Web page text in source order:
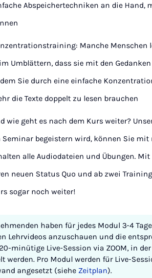
Abspeichertechniken an die Hand,
Manche Menschen
Umblättern, dass sie mit den
Sie durch eine einfache
die Texte doppelt zu lesen brauchen
wie geht es nach dem Kurs weiter?
Seminar begeistern wird, können Sie
alle Audiodateien und Übungen.
neuen Status Quo und ab zwei
sogar noch weiter!
haben für jedes Modul 3-4
Lehrvideos anzuschauen und die
minütige Live-Session via ZOOM, in
werden. Pro Modul werden für Live-
angesetzt (siehe Zeitplan).